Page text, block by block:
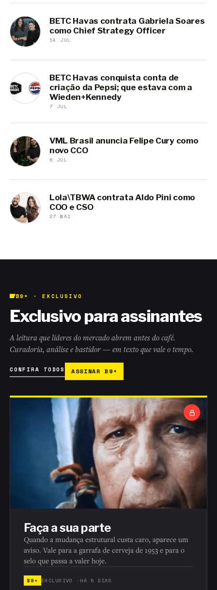
BETC Havas contrata Gabriela Soares
como Chief Strategy Officer
14 JUL
BETC Havas conquista conta de
criação da Pepsi; que estava com a
Wieden+Kennedy
7 JUL
VML Brasil anuncia Felipe Cury como
novo CCO
6 JUL
Lola\TBWA contrata Aldo Pini como
COO e CSO
27 MAI
B9+ · EXCLUSIVO
Exclusivo para assinantes
A leitura que líderes do mercado abrem antes do café.
Curadoria, análise e bastidor — em texto que vale o tempo.
CONFIRA TODOS ASSINAR B9+
Faça a sua parte
Quando a mudança estrutural custa caro, aparece um
aviso. Vale para a garrafa de cerveja de 1953 e para o
selo que passa a valer hoje.
B9+ EXCLUSIVO · HÁ 5 DIAS